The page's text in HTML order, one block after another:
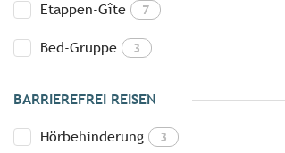
Etappen-Gîte 7
Bed-Gruppe 3
BARRIEREFREI REISEN
Hörbehinderung 3